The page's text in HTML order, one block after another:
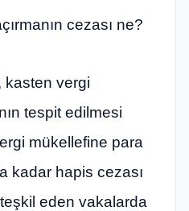
cezası ne?
kasten vergi
tespit edilmesi
mükellefine para
kadar hapis cezası
eden vakalarda